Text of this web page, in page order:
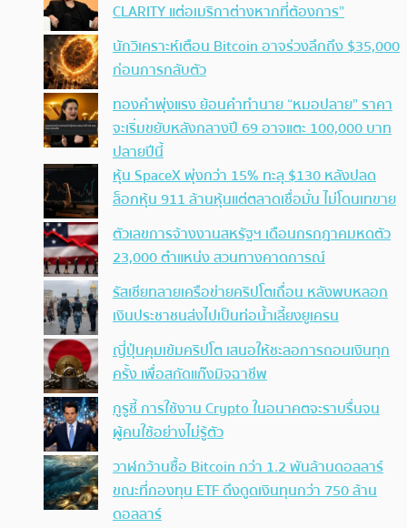
CLARITY แต่อเมริกาต่างหากที่ต้องการ”
นักวิเคราะห์เตือน Bitcoin อาจร่วงลึกถึง $35,000
ก่อนการกลับตัว
ทองคำพุ่งแรง ย้อนคำทำนาย “หมอปลาย” ราคา
จะเริ่มขยับหลังกลางปี 69 อาจแตะ 100,000 บาท
ปลายปีนี้
หุ้น SpaceX พุ่งกว่า 15% ทะลุ $130 หลังปลด
ล็อกหุ้น 911 ล้านหุ้นแต่ตลาดเชื่อมั่น ไม่โดนเทขาย
ตัวเลขการจ้างงานสหรัฐฯ เดือนกรกฎาคมหดตัว
23,000 ตำแหน่ง สวนทางคาดการณ์
รัสเซียทลายเครือข่ายคริปโตเถื่อน หลังพบหลอก
เงินประชาชนส่งไปเป็นท่อน้ำเลี้ยงยูเครน
ญี่ปุ่นคุมเข้มคริปโต เสนอให้ชะลอการถอนเงินทุก
ครั้ง เพื่อสกัดแก๊งมิจฉาชีพ
กูรูชี้ การใช้งาน Crypto ในอนาคตจะราบรื่นจน
ผู้คนใช้อย่างไม่รู้ตัว
วาฬกว้านซื้อ Bitcoin กว่า 1.2 พันล้านดอลลาร์
ขณะที่กองทุน ETF ดึงดูดเงินทุนกว่า 750 ล้าน
ดอลลาร์